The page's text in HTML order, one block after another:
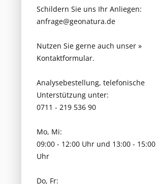
Schildern Sie uns Ihr Anliegen:
anfrage@geonatura.de
Nutzen Sie gerne auch unser »
Kontaktformular.
Analysebestellung, telefonische
Unterstützung unter:
0711 - 219 536 90
Mo, Mi:
09:00 - 12:00 Uhr und 13:00 - 15:00
Uhr
Do, Fr: